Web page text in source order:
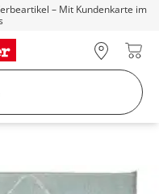
– Mit Kundenkarte im